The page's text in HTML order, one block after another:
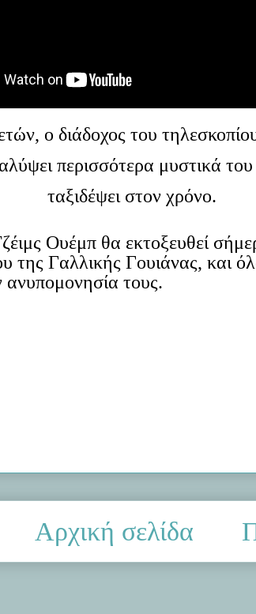
ο διάδοχος του
περισσότερα μυστικά
ταξιδέψει στον χρόνο.
Ουέμπ θα εκτοξευθεί
Γαλλικής Γουιάνας, και
τους.
Αρχική σελίδα